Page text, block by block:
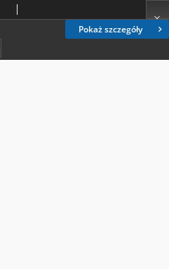
Pokaż szczegóły